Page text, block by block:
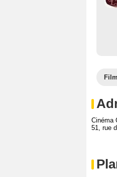
Cinéma
51, rue